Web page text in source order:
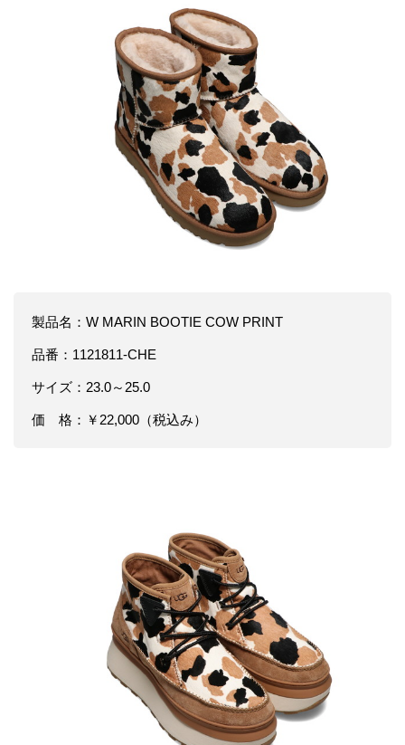
製品名：W MARIN BOOTIE COW PRINT
品番：1121811-CHE
サイズ：23.0～25.0
価 格：￥22,000（税込み）